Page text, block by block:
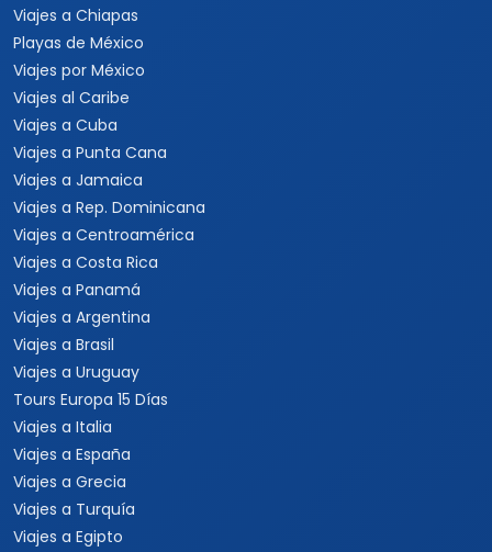
Viajes a Chiapas
Playas de México
Viajes por México
Viajes al Caribe
Viajes a Cuba
Viajes a Punta Cana
Viajes a Jamaica
Viajes a Rep. Dominicana
Viajes a Centroamérica
Viajes a Costa Rica
Viajes a Panamá
Viajes a Argentina
Viajes a Brasil
Viajes a Uruguay
Tours Europa 15 Días
Viajes a Italia
Viajes a España
Viajes a Grecia
Viajes a Turquía
Viajes a Egipto